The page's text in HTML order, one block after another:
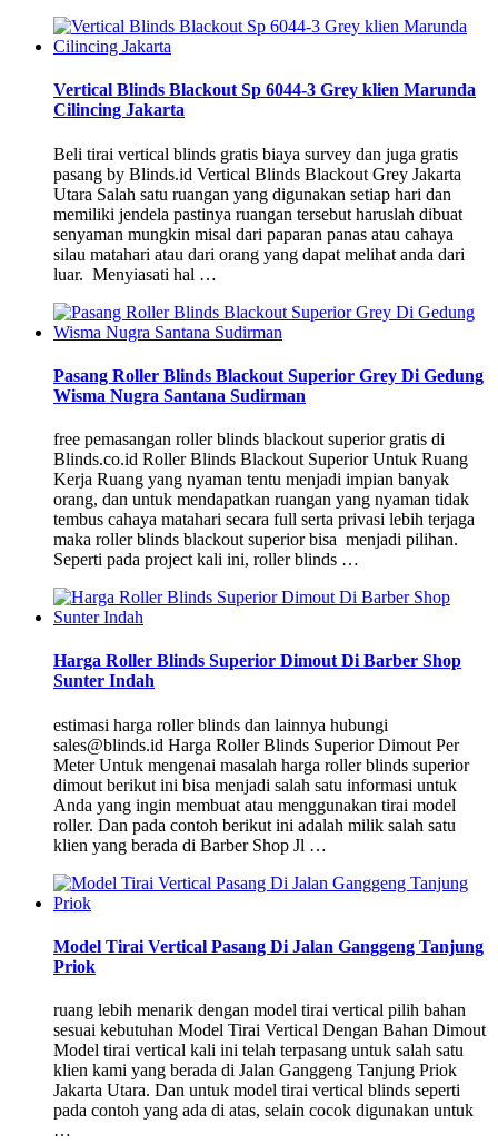
Vertical Blinds Blackout Sp 6044-3 Grey klien Marunda
Cilincing Jakarta
Beli tirai vertical blinds gratis biaya survey dan juga gratis
pasang by Blinds.id Vertical Blinds Blackout Grey Jakarta
Utara Salah satu ruangan yang digunakan setiap hari dan
memiliki jendela pastinya ruangan tersebut haruslah dibuat
senyaman mungkin misal dari paparan panas atau cahaya
silau matahari atau dari orang yang dapat melihat anda dari
luar. Menyiasati hal …
Pasang Roller Blinds Blackout Superior Grey Di Gedung
Wisma Nugra Santana Sudirman
free pemasangan roller blinds blackout superior gratis di
Blinds.co.id Roller Blinds Blackout Superior Untuk Ruang
Kerja Ruang yang nyaman tentu menjadi impian banyak
orang, dan untuk mendapatkan ruangan yang nyaman tidak
tembus cahaya matahari secara full serta privasi lebih terjaga
maka roller blinds blackout superior bisa menjadi pilihan.
Seperti pada project kali ini, roller blinds …
Harga Roller Blinds Superior Dimout Di Barber Shop
Sunter Indah
estimasi harga roller blinds dan lainnya hubungi
sales@blinds.id Harga Roller Blinds Superior Dimout Per
Meter Untuk mengenai masalah harga roller blinds superior
dimout berikut ini bisa menjadi salah satu informasi untuk
Anda yang ingin membuat atau menggunakan tirai model
roller. Dan pada contoh berikut ini adalah milik salah satu
klien yang berada di Barber Shop Jl …
Model Tirai Vertical Pasang Di Jalan Ganggeng Tanjung
Priok
ruang lebih menarik dengan model tirai vertical pilih bahan
sesuai kebutuhan Model Tirai Vertical Dengan Bahan Dimout
Model tirai vertical kali ini telah terpasang untuk salah satu
klien kami yang berada di Jalan Ganggeng Tanjung Priok
Jakarta Utara. Dan untuk model tirai vertical blinds seperti
pada contoh yang ada di atas, selain cocok digunakan untuk
…